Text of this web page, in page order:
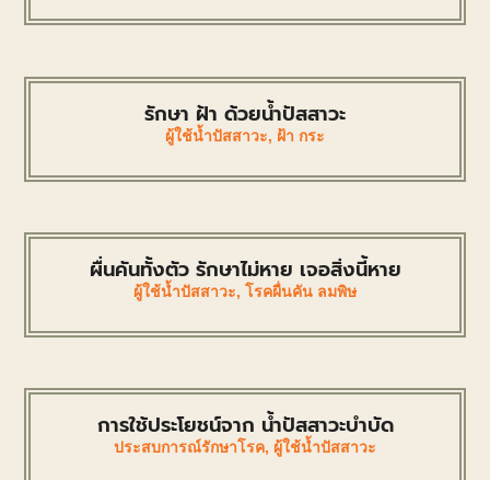
รักษา ฝ้า ด้วยน้ำปัสสาวะ
ผู้ใช้น้ำปัสสาวะ, ฝ้า กระ
ผื่นคันทั้งตัว รักษาไม่หาย เจอสิ่งนี้หาย
ผู้ใช้น้ำปัสสาวะ, โรคผื่นคัน ลมพิษ
การใช้ประโยชน์จาก น้ำปัสสาวะบำบัด
ประสบการณ์รักษาโรค, ผู้ใช้น้ำปัสสาวะ